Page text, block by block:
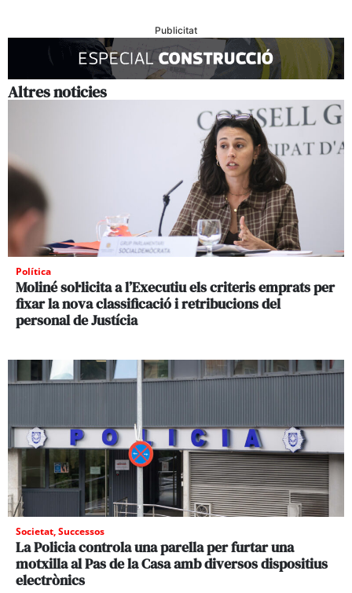
Publicitat
Altres noticies
Política
Moliné sol·licita a l’Executiu els criteris emprats per
fixar la nova classificació i retribucions del
personal de Justícia
Societat,Successos
La Policia controla una parella per furtar una
motxilla al Pas de la Casa amb diversos dispositius
electrònics